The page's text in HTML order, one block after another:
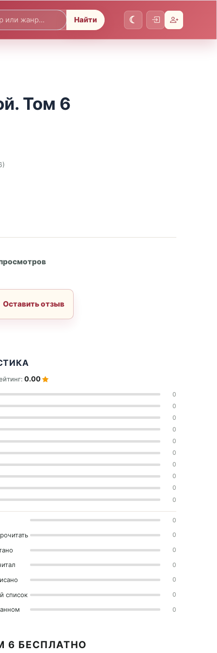
Найти
Том 6
Оставить отзыв
0.00
0
0
0
0
0
0
0
0
0
0
0
0
0
0
0
список 0
0
6 БЕСПЛАТНО